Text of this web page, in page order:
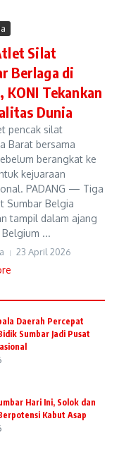
Silat
Berlaga di
KONI Tekankan
Dunia
pencak silat
Barat bersama
berangkat ke
kejuaraan
PADANG — Tiga
Sumbar Belgia
tampil dalam ajang
...
23 April 2026
Daerah Percepat
Sumbar Jadi Pusat
Hari Ini, Solok dan
Kabut Asap